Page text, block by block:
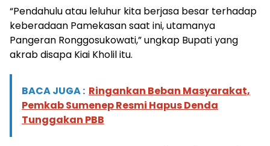
“Pendahulu atau leluhur kita berjasa besar terhadap
keberadaan Pamekasan saat ini, utamanya
Pangeran Ronggosukowati,” ungkap Bupati yang
akrab disapa Kiai Kholil itu.
BACA JUGA : Ringankan Beban Masyarakat,
Pemkab Sumenep Resmi Hapus Denda
Tunggakan PBB